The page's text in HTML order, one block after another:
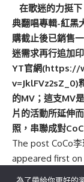
在歌迷的力挺
典翻唱專輯-紅黑
購截止後已銷售
迷需求再行追加
YT官網(https://
v=JklFVz2sZ_0)
的MV；這支MV
片的活動所延伸
照，串聯成對
The post CoCo
appeared first on